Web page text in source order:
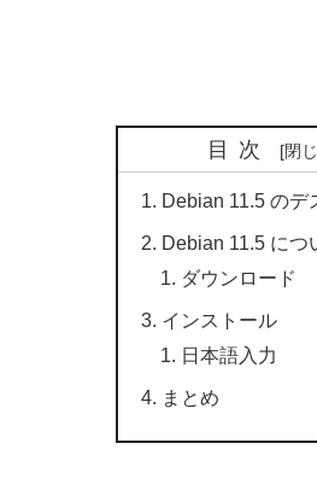
目次
Debian 11.5 のデ
Debian 11.5 につ
ダウンロード
インストール
日本語入力
まとめ